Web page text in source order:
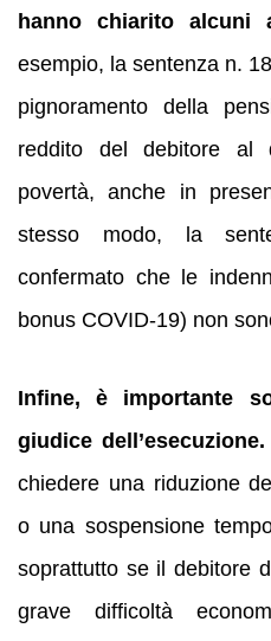
hanno chiarito alcuni
esempio, la sentenza n.
pignoramento della
reddito del debitore
povertà, anche in
stesso modo, la
confermato che le
bonus COVID-19) non
Infine, è importante
giudice dell’esecuzione.
chiedere una riduzione
o una sospensione
soprattutto se il debitore
grave difficoltà